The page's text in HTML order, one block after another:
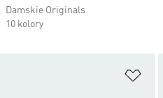
Damskie Originals
10 kolory